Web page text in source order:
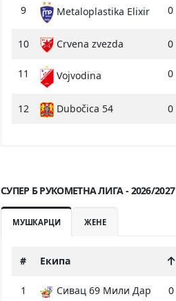
9 Metaloplastika Elixir 0
10 Crvena zvezda 0
11 Vojvodina 0
12 Dubočica 54 0
СУПЕР Б РУКОМЕТНА ЛИГА - 2026/2027
МУШКАРЦИ ЖЕНЕ
# Екипа
1 Сивац 69 Мили Дар 0